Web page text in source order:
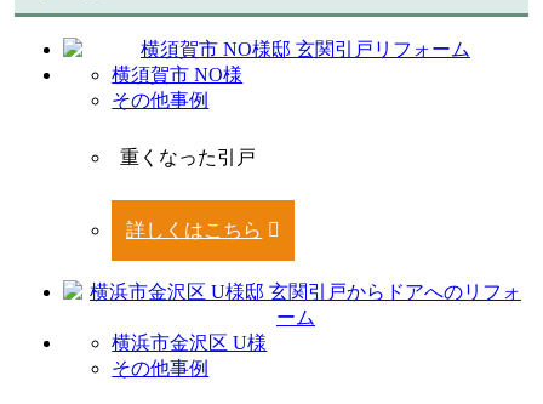
横須賀市 NO様
その他事例
重くなった引戸
詳しくはこちら
横浜市金沢区 U様
その他事例